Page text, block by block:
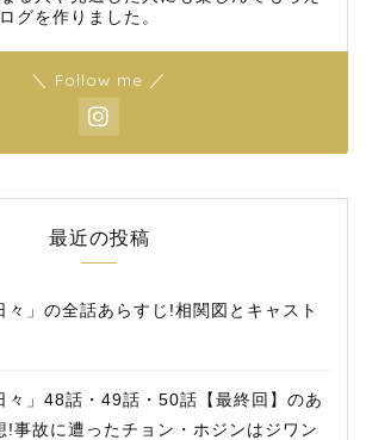
グを作りました。
＼ Follow me ／
最近の投稿
々」の全話あらすじ!相関図とキャスト
々」48話・49話・50話【最終回】のあ
!事故に遭ったチョン・ホジンはジワン